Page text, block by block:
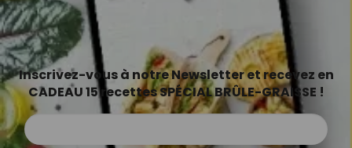
Inscrivez-vous à notre Newsletter et recevez en
CADEAU 15 recettes SPÉCIAL BRÛLE-GRAISSE !